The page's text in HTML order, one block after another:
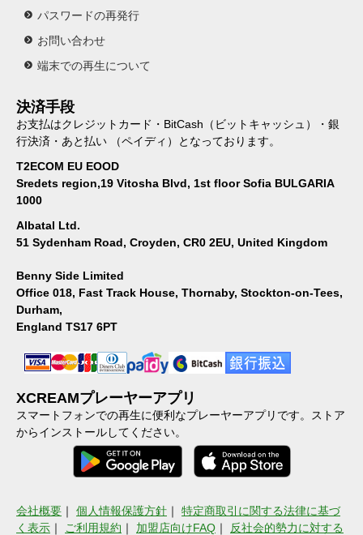
パスワードの再発行
お問い合わせ
端末での再生について
決済手段
お支払はクレジットカード・BitCash（ビットキャッシュ）・銀
行決済・あと払い （ペイディ）となっております。
T2ECOM EU EOOD
Sredets region,19 Vitosha Blvd, 1st floor Sofia BULGARIA
1000
Albatal Ltd.
51 Sydenham Road, Croyden, CR0 2EU, United Kingdom
Benny Side Limited
Office 018, Fast Track House, Thornaby, Stockton-on-Tees,
Durham,
England TS17 6PT
XCREAMプレーヤーアプリ
スマートフォンでの再生に便利なプレーヤーアプリです。ストア
からインストールしてください。
会社概要 ｜ 個人情報保護方針 ｜ 特定商取引に関する法律に基づ
く表示 ｜ ご利用規約 ｜ 加盟店向けFAQ ｜ 反社会的勢力に対する